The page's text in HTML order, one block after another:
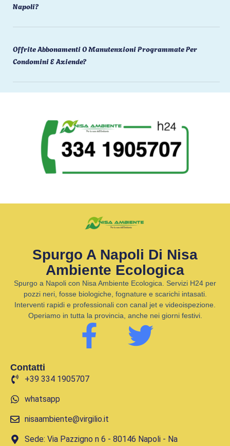
Napoli?
Offrite Abbonamenti O Manutenzioni Programmate Per
Condomini E Aziende?
Spurgo A Napoli Di Nisa
Ambiente Ecologica
Spurgo a Napoli con Nisa Ambiente Ecologica. Servizi H24 per
pozzi neri, fosse biologiche, fognature e scarichi intasati.
Interventi rapidi e professionali con canal jet e videoispezione.
Operiamo in tutta la provincia, anche nei giorni festivi.
Contatti
+39 334 1905707
whatsapp
nisaambiente@virgilio.it
Sede: Via Pazzigno n 6 - 80146 Napoli - Na